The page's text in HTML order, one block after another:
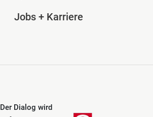
Jobs + Karriere
Der Dialog wird